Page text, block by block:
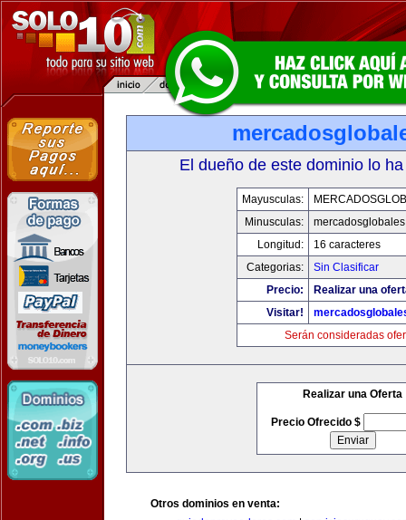
El dueño de este dominio lo
Mayusculas:
Minusculas:
Longitud:
16 caracteres
Categorias:
Sin Clasificar
Precio:
Realizar una
Visitar!
Serán consideradas
Realizar una Oferta
Precio Ofrecido $
Otros dominios en venta: